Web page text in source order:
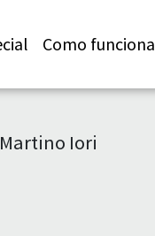
Como funciona
Martino Iori